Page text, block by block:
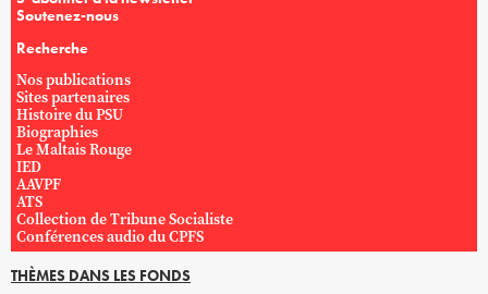
Soutenez-nous
Recherche
Nos publications
Sites partenaires
Histoire du PSU
Biographies
Le Maltais Rouge
IED
AAVPF
ATS
Collection de Tribune Socialiste
Conférences audio du CPFS
THÈMES DANS LES FONDS